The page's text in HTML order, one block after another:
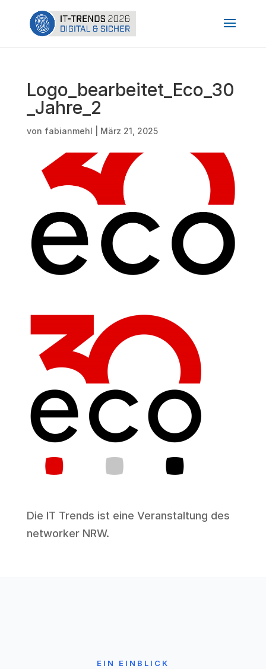
Logo_bearbeitet_Eco_30
_Jahre_2
von fabianmehl März 21, 2025
Die IT Trends ist eine Veranstaltung des
networker NRW.
EIN EINBLICK